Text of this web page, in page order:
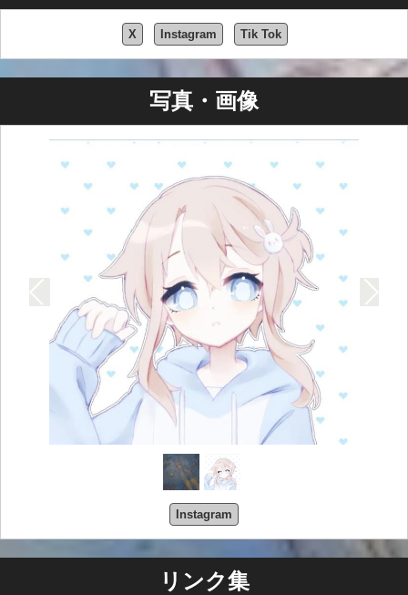
X Instagram Tik Tok
写真・画像
Instagram
リンク集